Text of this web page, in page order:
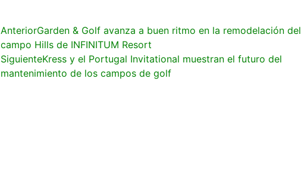
AnteriorGarden & Golf avanza a buen ritmo en la remodelación del
campo Hills de INFINITUM Resort
SiguienteKress y el Portugal Invitational muestran el futuro del
mantenimiento de los campos de golf